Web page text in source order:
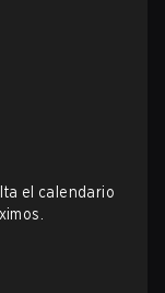
el calendario